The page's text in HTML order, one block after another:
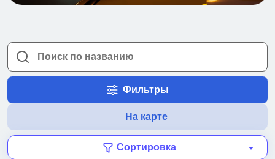
Фильтры
На карте
Сортировка